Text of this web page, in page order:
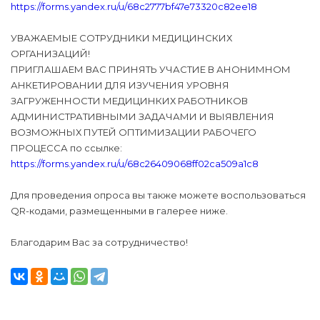
https://forms.yandex.ru/u/68c2777bf47e73320c82ee18
УВАЖАЕМЫЕ СОТРУДНИКИ МЕДИЦИНСКИХ
ОРГАНИЗАЦИЙ!
ПРИГЛАШАЕМ ВАС ПРИНЯТЬ УЧАСТИЕ В АНОНИМНОМ
АНКЕТИРОВАНИИ ДЛЯ ИЗУЧЕНИЯ УРОВНЯ
ЗАГРУЖЕННОСТИ МЕДИЦИНКИХ РАБОТНИКОВ
АДМИНИСТРАТИВНЫМИ ЗАДАЧАМИ И ВЫЯВЛЕНИЯ
ВОЗМОЖНЫХ ПУТЕЙ ОПТИМИЗАЦИИ РАБОЧЕГО
ПРОЦЕССА по ссылке:
https://forms.yandex.ru/u/68c26409068ff02ca509a1c8
Для проведения опроса вы также можете воспользоваться
QR-кодами, размещенными в галерее ниже.
Благодарим Вас за сотрудничество!